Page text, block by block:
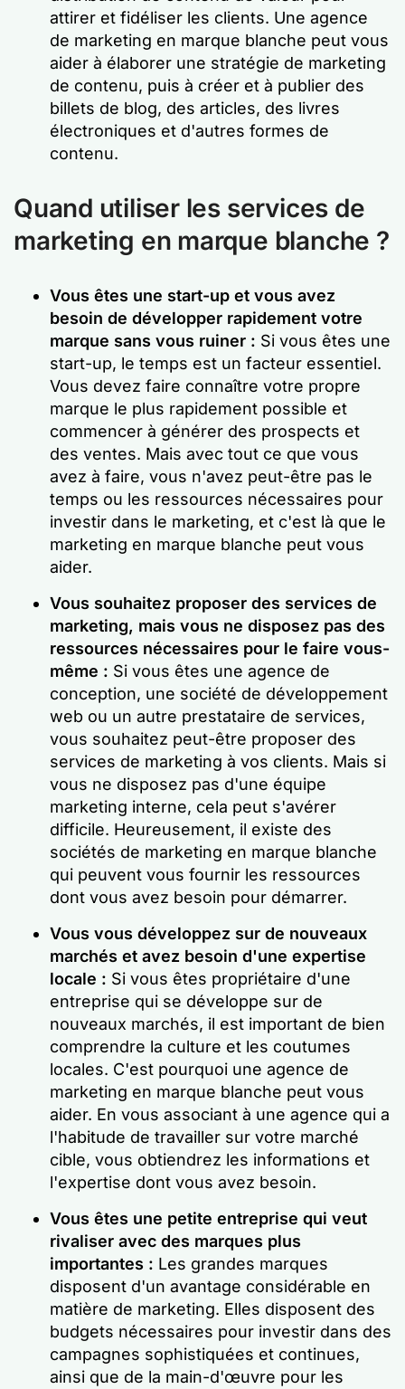
attirer et fidéliser les clients. Une agence
de marketing en marque blanche peut vous
aider à élaborer une stratégie de marketing
de contenu, puis à créer et à publier des
billets de blog, des articles, des livres
électroniques et d'autres formes de
contenu.
Quand utiliser les services de
marketing en marque blanche ?
Vous êtes une start-up et vous avez
besoin de développer rapidement votre
marque sans vous ruiner : Si vous êtes une
start-up, le temps est un facteur essentiel.
Vous devez faire connaître votre propre
marque le plus rapidement possible et
commencer à générer des prospects et
des ventes. Mais avec tout ce que vous
avez à faire, vous n'avez peut-être pas le
temps ou les ressources nécessaires pour
investir dans le marketing, et c'est là que le
marketing en marque blanche peut vous
aider.
Vous souhaitez proposer des services de
marketing, mais vous ne disposez pas des
ressources nécessaires pour le faire vous-
même : Si vous êtes une agence de
conception, une société de développement
web ou un autre prestataire de services,
vous souhaitez peut-être proposer des
services de marketing à vos clients. Mais si
vous ne disposez pas d'une équipe
marketing interne, cela peut s'avérer
difficile. Heureusement, il existe des
sociétés de marketing en marque blanche
qui peuvent vous fournir les ressources
dont vous avez besoin pour démarrer.
Vous vous développez sur de nouveaux
marchés et avez besoin d'une expertise
locale : Si vous êtes propriétaire d'une
entreprise qui se développe sur de
nouveaux marchés, il est important de bien
comprendre la culture et les coutumes
locales. C'est pourquoi une agence de
marketing en marque blanche peut vous
aider. En vous associant à une agence qui a
l'habitude de travailler sur votre marché
cible, vous obtiendrez les informations et
l'expertise dont vous avez besoin.
Vous êtes une petite entreprise qui veut
rivaliser avec des marques plus
importantes : Les grandes marques
disposent d'un avantage considérable en
matière de marketing. Elles disposent des
budgets nécessaires pour investir dans des
campagnes sophistiquées et continues,
ainsi que de la main-d'œuvre pour les